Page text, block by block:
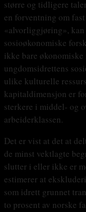
større og tidligere
en forventning om
«alvorliggjøring»,
sosioøkonomiske
ikke bare
ungdomsidrettens
ulike kulturelle
kapitaldimensjon er
sterkere i middel- og
arbeiderklassen.
Det er vist at det at
de minst vektlagte
slutter i eller ikke er
estimerer at
som idrett grunnet
to prosent av norske